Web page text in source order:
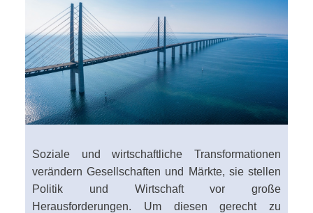
Soziale und wirtschaftliche Transformationen
verändern Gesellschaften und Märkte, sie stellen
Politik und Wirtschaft vor große
Herausforderungen. Um diesen gerecht zu